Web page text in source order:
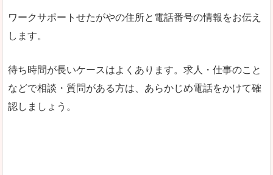
ワークサポートせたがやの住所と電話番号の情報をお伝え
します。
待ち時間が長いケースはよくあります。求人・仕事のこと
などで相談・質問がある方は、あらかじめ電話をかけて確
認しましょう。